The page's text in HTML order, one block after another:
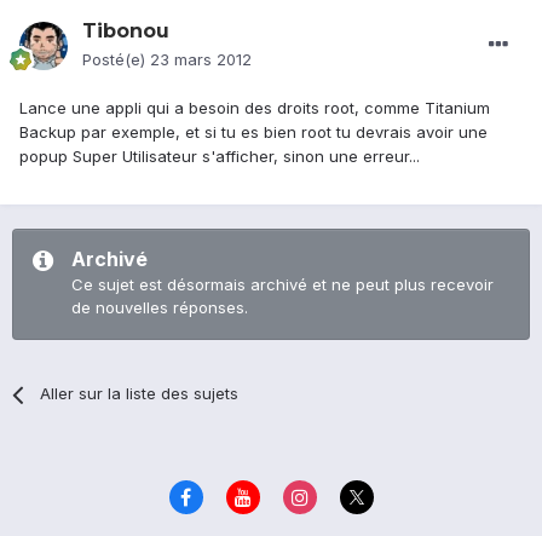
Tibonou
Posté(e) 23 mars 2012
Lance une appli qui a besoin des droits root, comme Titanium
Backup par exemple, et si tu es bien root tu devrais avoir une
popup Super Utilisateur s'afficher, sinon une erreur...
Archivé
Ce sujet est désormais archivé et ne peut plus recevoir
de nouvelles réponses.
Aller sur la liste des sujets